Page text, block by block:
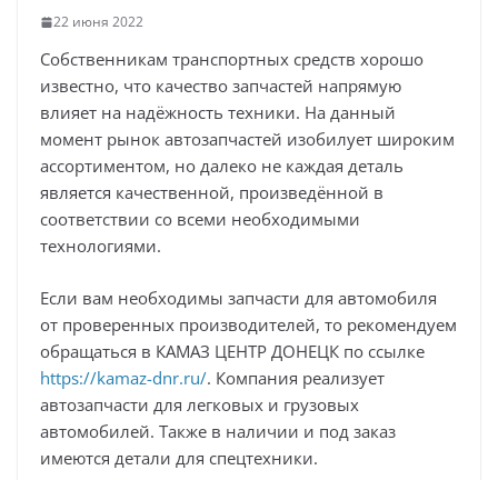
22 июня 2022
Собственникам транспортных средств хорошо
известно, что качество запчастей напрямую
влияет на надёжность техники. На данный
момент рынок автозапчастей изобилует широким
ассортиментом, но далеко не каждая деталь
является качественной, произведённой в
соответствии со всеми необходимыми
технологиями.
Если вам необходимы запчасти для автомобиля
от проверенных производителей, то рекомендуем
обращаться в КАМАЗ ЦЕНТР ДОНЕЦК по ссылке
https://kamaz-dnr.ru/. Компания реализует
автозапчасти для легковых и грузовых
автомобилей. Также в наличии и под заказ
имеются детали для спецтехники.